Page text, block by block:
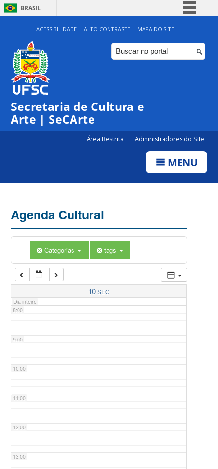
BRASIL
Simplifique!
Comunica BR
Participe
ACESSIBILIDADE ALTO CONTRASTE MAPA DO SITE
Secretaria de Cultura e
Arte | SeCArte
Área Restrita Administradores do Site
MENU
Agenda Cultural
Categorias tags
10SEG
Dia inteiro
0:00
1:00
5:00
7:00
8:00
9:00
10:00
11:00
12:00
13:00